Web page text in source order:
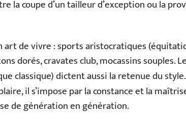
la coupe d’un tailleur d’exception ou la
art de vivre : sports aristocratiques
dorés, cravates club, mocassins souples.
classique) dictent aussi la retenue du
il s’impose par la constance et la
de génération en génération.